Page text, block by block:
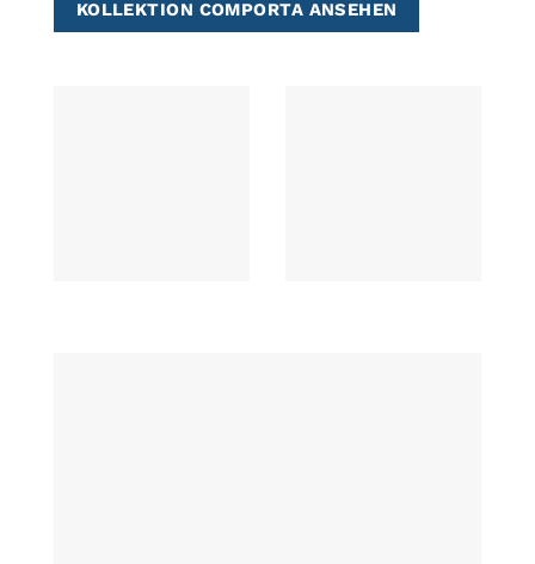
KOLLEKTION COMPORTA ANSEHEN